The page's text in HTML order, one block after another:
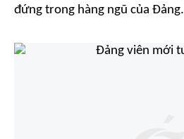
đứng trong hàng ngũ của Đảng.